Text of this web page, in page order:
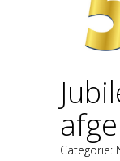
Categorie: